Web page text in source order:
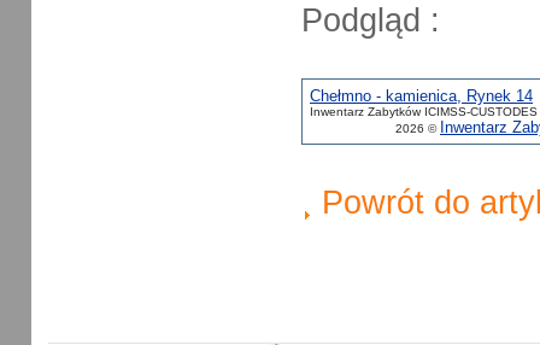
Podgląd :
Chełmno - kamienica, Rynek 14
Inwentarz Zabytków ICIMSS-
2026 © Inwentarz
Powrót do